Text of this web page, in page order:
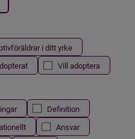
i ditt yrke
Vill adoptera
Definition
Ansvar